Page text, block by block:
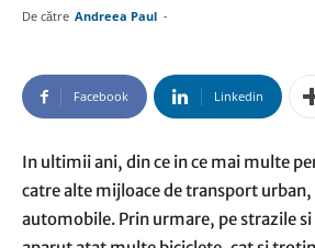
De către Andreea Paul -
Facebook Linkedin
In ultimii ani, din ce in ce mai multe
catre alte mijloace de transport
automobile. Prin urmare, pe strazile si